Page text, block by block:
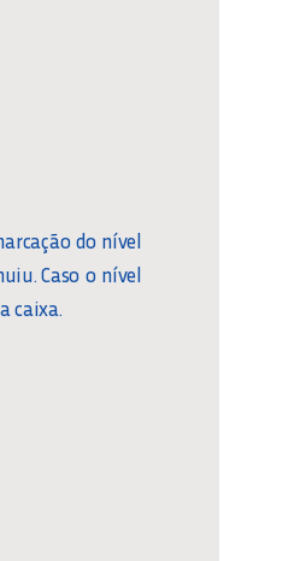
do nível
Caso o nível
caixa.